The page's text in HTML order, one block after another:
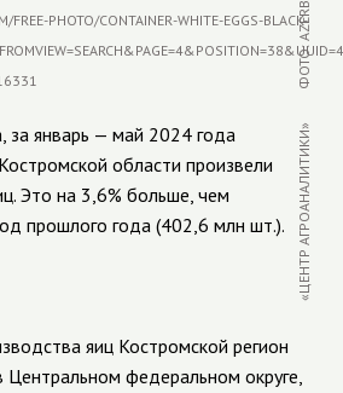
за январь — май 2024 года
области произвели
Это на 3,6% больше, чем
прошлого года (402,6 млн шт.).
«ЦЕНТР АГРОАНАЛИТИКИ»
яиц Костромской регион
Центральном федеральном округе,